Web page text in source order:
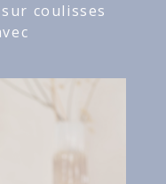
coulisses